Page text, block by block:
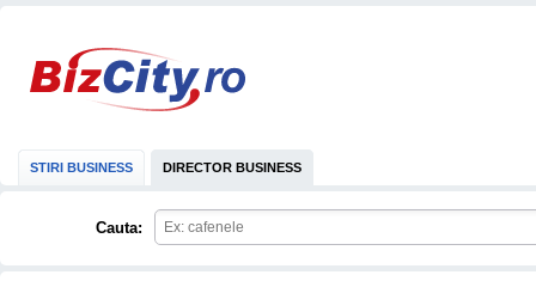
STIRI BUSINESS DIRECTOR BUSINESS
Cauta: